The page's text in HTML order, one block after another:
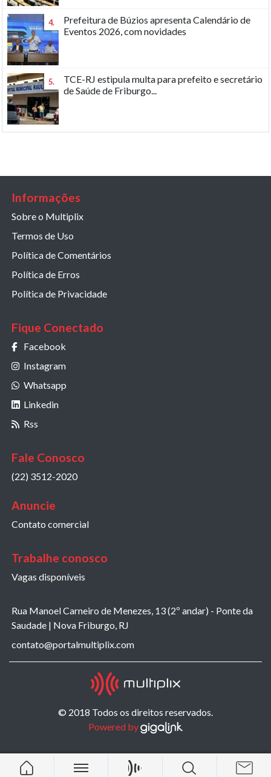
4.
Prefeitura de Búzios apresenta Calendário de
Eventos 2026, com novidades
5.
TCE-RJ estipula multa para prefeito e secretário
de Saúde de Friburgo...
Informações
Sobre o Multiplix
Termos de Uso
Política de Comentários
Política de Erros
Política de Privacidade
Fique Conectado
Facebook
Instagram
Whatsapp
Linkedin
Rss
Fale Conosco
(22) 3512-2020
Anuncie
Contato comercial
Trabalhe conosco
Vagas disponíveis
Rua Manoel Carneiro de Menezes, 13 (2º andar) - Ponte da
Saudade | Nova Friburgo, RJ
contato@portalmultiplix.com
© 2018 Todos os direitos reservados.
Powered by